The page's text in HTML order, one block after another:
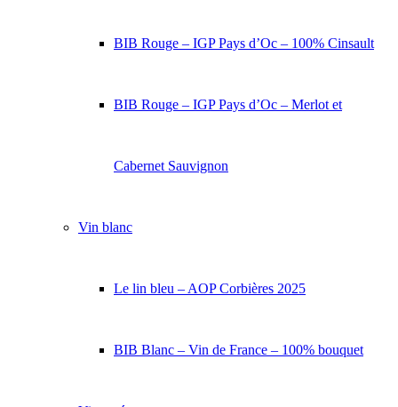
BIB Rouge – IGP Pays d’Oc – 100% Cinsault
BIB Rouge – IGP Pays d’Oc – Merlot et
Cabernet Sauvignon
Vin blanc
Le lin bleu – AOP Corbières 2025
BIB Blanc – Vin de France – 100% bouquet